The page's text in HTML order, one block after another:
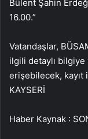
Bülent Şahin
16.00.”
Vatandaşlar,
ilgili detaylı
erişebilecek,
KAYSERİ
Haber Kaynak :